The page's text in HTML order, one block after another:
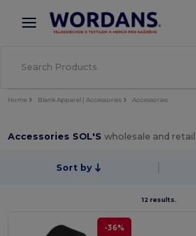
× Aplikace Wordans
Lepší ceny v aplikaci!
Home Blank Apparel | Accessories Accessories
Accessories SOL'Swholesale and retail
Sort by
12 results.
-36%